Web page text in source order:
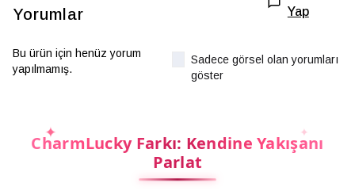
Yorumlar
Yap
Bu ürün için henüz yorum
yapılmamış.
Sadece görsel olan yorumları
göster
CharmLucky Farkı: Kendine Yakışanı
Parlat